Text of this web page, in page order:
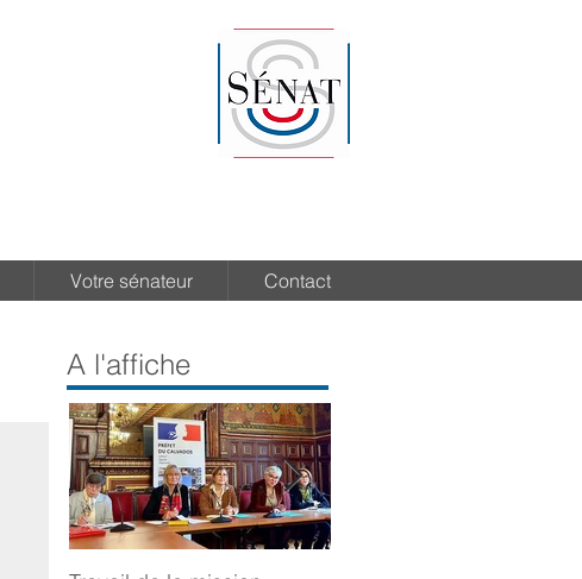
Votre sénateur Contact
A l'affiche